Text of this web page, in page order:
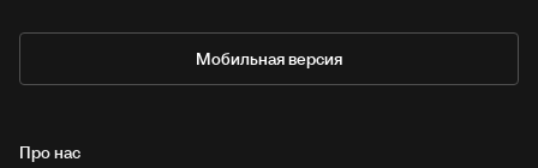
Мобильная версия
Про нас